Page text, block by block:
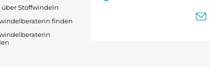
über Stoffwindeln
finden